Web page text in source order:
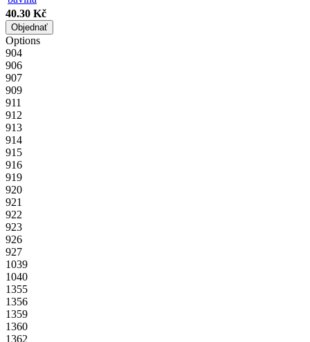
40.30 Kč
Objednať
Options
904
906
907
909
911
912
913
914
915
916
919
920
921
922
923
926
927
1039
1040
1355
1356
1359
1360
1362